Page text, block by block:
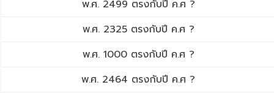
พ.ศ. 2499 ตรงกับปี ค.ศ ?
พ.ศ. 2325 ตรงกับปี ค.ศ ?
พ.ศ. 1000 ตรงกับปี ค.ศ ?
พ.ศ. 2464 ตรงกับปี ค.ศ ?